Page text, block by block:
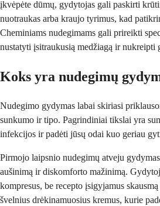
įkvėpėte dūmų, gydytojas gali paskirti
nuotraukas arba kraujo tyrimus, kad
Cheminiams nudegimams gali prireikti
nustatyti įsitraukusią medžiagą ir nukreipti
Koks yra nudegimų
Nudegimo gydymas labai skiriasi
sunkumo ir tipo. Pagrindiniai tikslai yra
infekcijos ir padėti jūsų odai kuo geriau
Pirmojo laipsnio nudegimų atveju
aušinimą ir diskomforto mažinimą.
kompresus, be recepto įsigyjamus
švelnius drėkinamuosius kremus, kurie